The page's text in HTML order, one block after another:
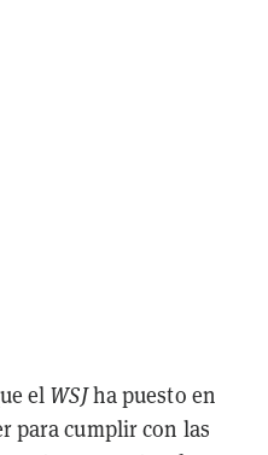
el WSJha puesto en
para cumplir con las